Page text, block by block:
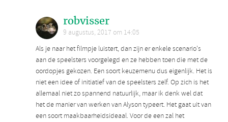
robvisser
9 augustus, 2017 om 14:05
Als je naar het filmpje luistert, dan zijn er enkele scenario's
aan de speelsters voorgelegd en ze hebben toen die met de
oordopjes gekozen. Een soort keuzemenu dus eigenlijk. Het is
niet een idee of initiatief van de speelsters zelf. Op zich is het
allemaal niet zo spannend natuurlijk, maar ik denk wel dat
het de manier van werken van Alyson typeert. Het gaat uit van
een soort maakbaarheidsideaal. Voor de een zal het